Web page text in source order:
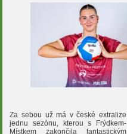
Za sebou už má v české extralize
jednu sezónu, kterou s Frýdkem-
Místkem zakončila fantastickým